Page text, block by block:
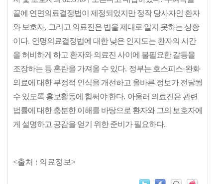
끝에 연면의료결정법이 제정되었지만 정작 당사자인 환자
와 보호자, 그리고 의료진은 법을 제대로 알지 못하는 상황
이다. 연명의료결정법에 대한 낮은 인지도는 환자의 시간
을 허비하게 하고 환자와 의료진 사이에 불필요한 갈등을
조장하는 등 혼란을 가져올 수 있다. 정부는 호스피스·완화
의료에 대한 부정적 인식을 개선하고 올바른 정보가 전달될
수 있도록 홍보활동에 힘써야 한다. 아울러 의료진은 관련
법률에 대한 충분한 이해를 바탕으로 환자와 그의 보호자에
게 설명하고 공감을 얻기 위한 준비가 필요하다.
<출처 : 의료정보>